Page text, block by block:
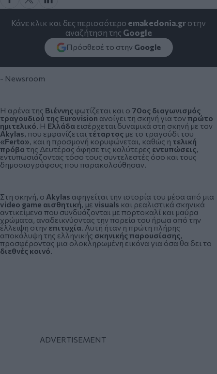
Κάνε κλικ και δες περισσότερο emakedonia.grστην
αναζήτηση της Google
Πρόσθεσέ το στην Google
- Newsroom
Η αρένα της Βιέννης φωτίζεται και ο 70ος διαγωνισμός
τραγουδιού της Eurovision ανοίγει τη σκηνή για τον πρώτο
ημιτελικό. Η Ελλάδα εισέρχεται δυναμικά στη σκηνή με τον
Akylas, που εμφανίζεται τέταρτος με το τραγούδι του
«Ferto», και η προσμονή κορυφώνεται, καθώς η τελική
πρόβα της Δευτέρας άφησε τις καλύτερες εντυπώσεις,
εντυπωσιάζοντας τόσο τους συντελεστές όσο και τους
δημοσιογράφους που παρακολούθησαν.
Στη σκηνή, ο Akylas αφηγείται την ιστορία του μέσα από μια
video game αισθητική, με visuals και ρεαλιστικά σκηνικά
αντικείμενα που συνδυάζονται με πορτοκαλί και μαύρα
χρώματα, αναδεικνύοντας την πορεία του ήρωα από την
έλλειψη στην επιτυχία. Αυτή ήταν η πρώτη πλήρης
αποκάλυψη της ελληνικής σκηνικής παρουσίασης,
προσφέροντας μια ολοκληρωμένη εικόνα για όσα θα δει το
διεθνές κοινό.